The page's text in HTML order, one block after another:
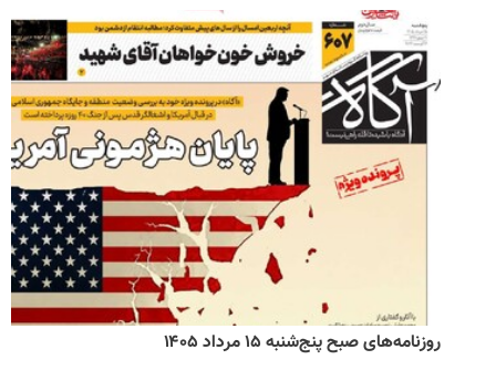
روزنامه‌های صبح پنج‌شنبه ۱۵ مرداد ۱۴۰۵